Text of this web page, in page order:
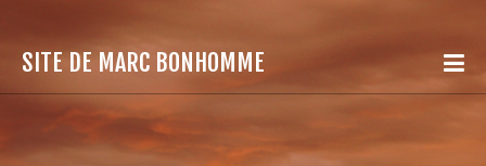
SITE DE MARC BONHOMME